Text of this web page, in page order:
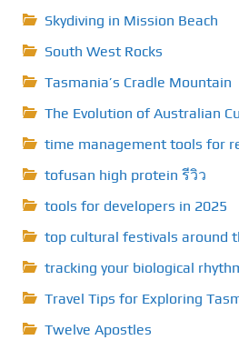
Skydiving in Mission Beach
South West Rocks
Tasmania’s Cradle Mountain
The Evolution of Australian
time management tools for
tofusan high protein รีวิว
tools for developers in 2025
top cultural festivals around
tracking your biological
Travel Tips for Exploring
Twelve Apostles